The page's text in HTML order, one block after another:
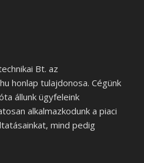
Bt. az
honlap tulajdonosa. Cégünk
állunk ügyfeleink
alkalmazkodunk a piaci
mind pedig